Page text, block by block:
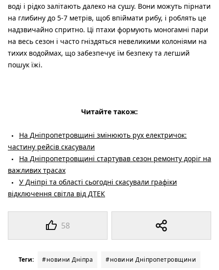
58
воді і рідко залітають далеко на сушу. Вони можуть пірнати
на глибину до 5-7 метрів, щоб впіймати рибу, і роблять це
надзвичайно спритно. Ці птахи формують моногамні пари
на весь сезон і часто гніздяться невеликими колоніями на
тихих водоймах, що забезпечує їм безпеку та легший
пошук їжі.
Читайте також:
На Дніпропетровщині змінюють рух електричок:
частину рейсів скасували
На Дніпропетровщині стартував сезон ремонту доріг на
важливих трасах
У Дніпрі та області сьогодні скасували графіки
відключення світла від ДТЕК
Теги: #новини Дніпра #новини Дніпропетровщини